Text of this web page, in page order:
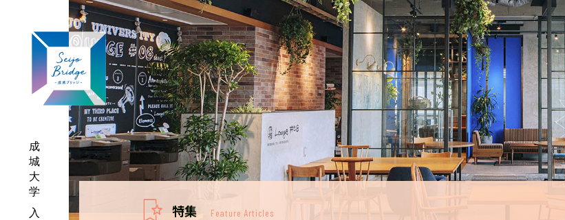
特集 Feature Articles